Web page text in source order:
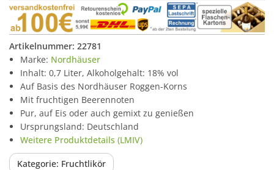
Artikelnummer: 22781
Marke: Nordhäuser
Inhalt: 0,7 Liter, Alkoholgehalt: 18% vol
Auf Basis des Nordhäuser Roggen-Korns
Mit fruchtigen Beerennoten
Pur, auf Eis oder auch gemixt zu genießen
Ursprungsland: Deutschland
Weitere Produktdetails (LMIV)
Kategorie: Fruchtlikör